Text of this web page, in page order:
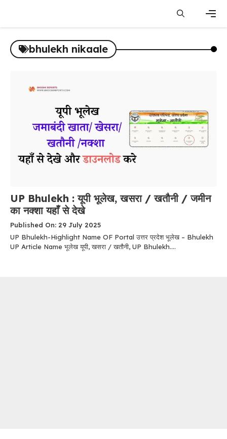
content
bhulekh nikaale
UP Bhulekh : यूपी भूलेख, खसरा / खतौनी / जमीन
का नक्शा यहाँ से देखे
Published On: 29 July 2025
UP Bhulekh-Highlight Name OF Portal उत्तर प्रदेश भूलेख – Bhulekh
UP Article Name भूलेख यूपी, खसरा / खतौनी, UP Bhulekh....